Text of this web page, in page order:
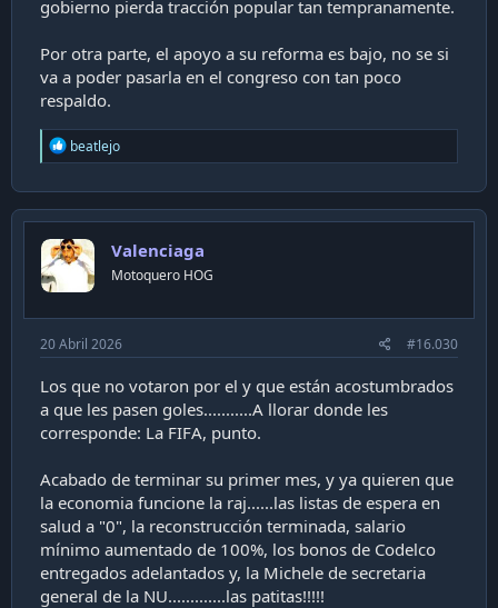
gobierno pierda tracción popular tan tempranamente.
Por otra parte, el apoyo a su reforma es bajo, no se si
va a poder pasarla en el congreso con tan poco
respaldo.
R
e
c
t
o
n
beatlejo
Valenciaga
Motoquero HOG
20 Abril 2026 #16.030
Los que no votaron por el y que están acostumbrados
a que les pasen goles...........A llorar donde les
corresponde: La FIFA, punto.
Acabado de terminar su primer mes, y ya quieren que
la economia funcione la raj......las listas de espera en
salud a "0", la reconstrucción terminada, salario
mínimo aumentado de 100%, los bonos de Codelco
entregados adelantados y, la Michele de secretaria
general de la NU.............las patitas!!!!!